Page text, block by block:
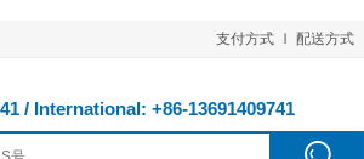
支付方式 配送方式
/ International: +86-13691409741